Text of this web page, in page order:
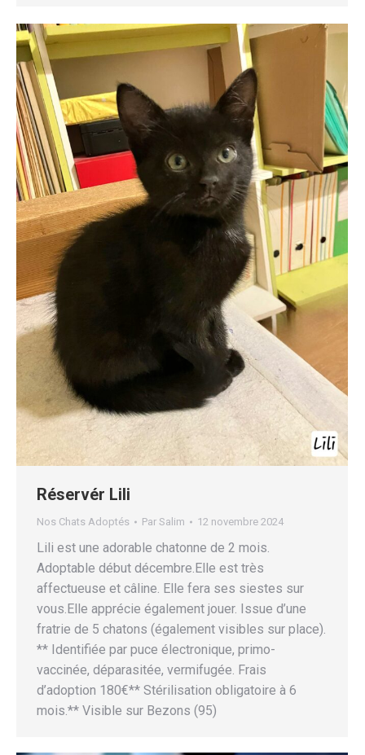
Réservér Lili
Nos Chats Adoptés Par Salim 12 novembre 2024
Lili est une adorable chatonne de 2 mois.
Adoptable début décembre.Elle est très
affectueuse et câline. Elle fera ses siestes sur
vous.Elle apprécie également jouer. Issue d’une
fratrie de 5 chatons (également visibles sur place).
** Identifiée par puce électronique, primo-
vaccinée, déparasitée, vermifugée. Frais
d’adoption 180€** Stérilisation obligatoire à 6
mois.** Visible sur Bezons (95)